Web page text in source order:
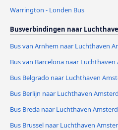
Warrington - Londen Bus
Busverbindingen naar
Bus van Arnhem naar Luchthaven
Bus van Barcelona naar
Bus Belgrado naar Luchthaven
Bus Berlijn naar Luchthaven
Bus Breda naar Luchthaven
Bus Brussel naar Luchthaven